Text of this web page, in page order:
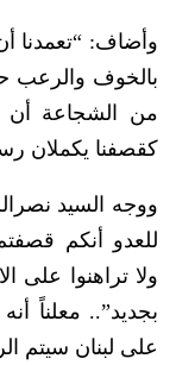
وأضاف: “تعمدنا
بالخوف والرعب
من الشجاعة أن
كقصفنا يكملان
ووجه السيد
للعدو أنكم
ولا تراهنوا على
بجديد”.. معلناً
على لبنان سيتم